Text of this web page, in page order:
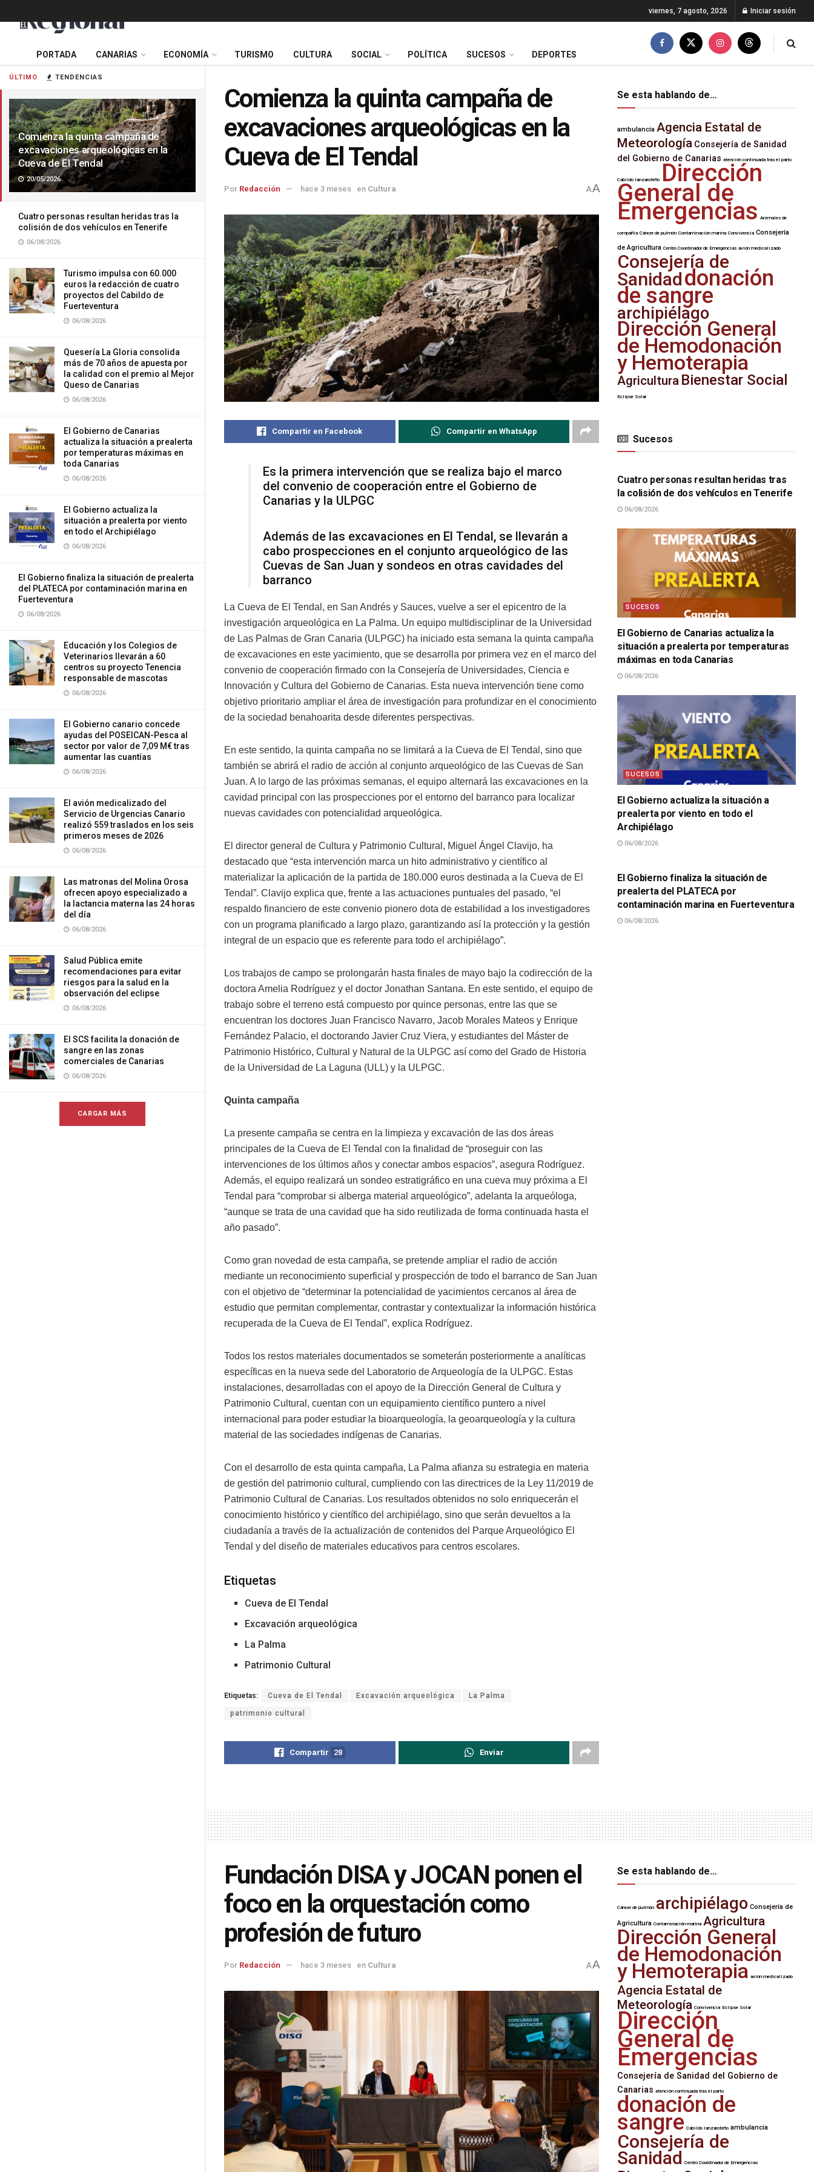
ÚLTIMO TENDENCIAS
Comienza la quinta campaña de
excavaciones arqueológicas en la
Cueva de El Tendal
20/05/2026
Cuatro personas resultan heridas tras la
colisión de dos vehículos en Tenerife
06/08/2026
Turismo impulsa con 60.000
euros la redacción de cuatro
proyectos del Cabildo de
Fuerteventura
06/08/2026
Quesería La Gloria consolida
más de 70 años de apuesta por
la calidad con el premio al Mejor
Queso de Canarias
06/08/2026
El Gobierno de Canarias
actualiza la situación a prealerta
por temperaturas máximas en
toda Canarias
06/08/2026
El Gobierno actualiza la
situación a prealerta por viento
en todo el Archipiélago
06/08/2026
El Gobierno finaliza la situación de prealerta
del PLATECA por contaminación marina en
Fuerteventura
06/08/2026
Educación y los Colegios de
Veterinarios llevarán a 60
centros su proyecto Tenencia
responsable de mascotas
06/08/2026
El Gobierno canario concede
ayudas del POSEICAN-Pesca al
sector por valor de 7,09 M€ tras
aumentar las cuantías
06/08/2026
El avión medicalizado del
Servicio de Urgencias Canario
realizó 559 traslados en los seis
primeros meses de 2026
06/08/2026
Las matronas del Molina Orosa
ofrecen apoyo especializado a
la lactancia materna las 24 horas
del día
06/08/2026
Salud Pública emite
recomendaciones para evitar
riesgos para la salud en la
observación del eclipse
06/08/2026
El SCS facilita la donación de
sangre en las zonas
comerciales de Canarias
06/08/2026
CARGAR MÁS
viernes, 7 agosto, 2026 Iniciar sesión
PORTADA CANARIAS ECONOMÍA TURISMO CULTURA SOCIAL POLÍTICA SUCESOS DEPORTES
Comienza la quinta campaña de
excavaciones arqueológicas en la
Cueva de El Tendal
Por Redacción hace 3 meses en Cultura AA
Compartir en Facebook Compartir en WhatsApp
Es la primera intervención que se realiza bajo el marco
del convenio de cooperación entre el Gobierno de
Canarias y la ULPGC
Además de las excavaciones en El Tendal, se llevarán a
cabo prospecciones en el conjunto arqueológico de las
Cuevas de San Juan y sondeos en otras cavidades del
barranco
La Cueva de El Tendal, en San Andrés y Sauces, vuelve a ser el epicentro de la
investigación arqueológica en La Palma. Un equipo multidisciplinar de la Universidad
de Las Palmas de Gran Canaria (ULPGC) ha iniciado esta semana la quinta campaña
de excavaciones en este yacimiento, que se desarrolla por primera vez en el marco del
convenio de cooperación firmado con la Consejería de Universidades, Ciencia e
Innovación y Cultura del Gobierno de Canarias. Esta nueva intervención tiene como
objetivo prioritario ampliar el área de investigación para profundizar en el conocimiento
de la sociedad benahoarita desde diferentes perspectivas.
En este sentido, la quinta campaña no se limitará a la Cueva de El Tendal, sino que
también se abrirá el radio de acción al conjunto arqueológico de las Cuevas de San
Juan. A lo largo de las próximas semanas, el equipo alternará las excavaciones en la
cavidad principal con las prospecciones por el entorno del barranco para localizar
nuevas cavidades con potencialidad arqueológica.
El director general de Cultura y Patrimonio Cultural, Miguel Ángel Clavijo, ha
destacado que “esta intervención marca un hito administrativo y científico al
materializar la aplicación de la partida de 180.000 euros destinada a la Cueva de El
Tendal”. Clavijo explica que, frente a las actuaciones puntuales del pasado, “el
respaldo financiero de este convenio pionero dota de estabilidad a los investigadores
con un programa planificado a largo plazo, garantizando así la protección y la gestión
integral de un espacio que es referente para todo el archipiélago”.
Los trabajos de campo se prolongarán hasta finales de mayo bajo la codirección de la
doctora Amelia Rodríguez y el doctor Jonathan Santana. En este sentido, el equipo de
trabajo sobre el terreno está compuesto por quince personas, entre las que se
encuentran los doctores Juan Francisco Navarro, Jacob Morales Mateos y Enrique
Fernández Palacio, el doctorando Javier Cruz Viera, y estudiantes del Máster de
Patrimonio Histórico, Cultural y Natural de la ULPGC así como del Grado de Historia
de la Universidad de La Laguna (ULL) y la ULPGC.
Quinta campaña
La presente campaña se centra en la limpieza y excavación de las dos áreas
principales de la Cueva de El Tendal con la finalidad de “proseguir con las
intervenciones de los últimos años y conectar ambos espacios”, asegura Rodríguez.
Además, el equipo realizará un sondeo estratigráfico en una cueva muy próxima a El
Tendal para “comprobar si alberga material arqueológico”, adelanta la arqueóloga,
“aunque se trata de una cavidad que ha sido reutilizada de forma continuada hasta el
año pasado”.
Como gran novedad de esta campaña, se pretende ampliar el radio de acción
mediante un reconocimiento superficial y prospección de todo el barranco de San Juan
con el objetivo de “determinar la potencialidad de yacimientos cercanos al área de
estudio que permitan complementar, contrastar y contextualizar la información histórica
recuperada de la Cueva de El Tendal”, explica Rodríguez.
Todos los restos materiales documentados se someterán posteriormente a analíticas
específicas en la nueva sede del Laboratorio de Arqueología de la ULPGC. Estas
instalaciones, desarrolladas con el apoyo de la Dirección General de Cultura y
Patrimonio Cultural, cuentan con un equipamiento científico puntero a nivel
internacional para poder estudiar la bioarqueología, la geoarqueología y la cultura
material de las sociedades indígenas de Canarias.
Con el desarrollo de esta quinta campaña, La Palma afianza su estrategia en materia
de gestión del patrimonio cultural, cumpliendo con las directrices de la Ley 11/2019 de
Patrimonio Cultural de Canarias. Los resultados obtenidos no solo enriquecerán el
conocimiento histórico y científico del archipiélago, sino que serán devueltos a la
ciudadanía a través de la actualización de contenidos del Parque Arqueológico El
Tendal y del diseño de materiales educativos para centros escolares.
Etiquetas
Cueva de El Tendal
Excavación arqueológica
La Palma
Patrimonio Cultural
Etiquetas: Cueva de El Tendal Excavación arqueológica La Palma
patrimonio cultural
Compartir 28 Enviar
Se esta hablando de…
ambulancia Agencia Estatal de
Meteorología Consejería de Sanidad
del Gobierno de Canarias atención continuada tras el parto
Cabildo lanzaroteño Dirección
General de
Emergencias Animales de
compañía Cáncer de pulmón Contaminación marina Convivencia Consejería
de Agricultura Centro Coordinador de Emergencias avión medicalizado
Consejería de
Sanidaddonación
de sangre
archipiélago
Dirección General
de Hemodonación
y Hemoterapia
Agricultura Bienestar Social
Eclipse Solar
Sucesos
SUCESOS
Cuatro personas resultan heridas tras
la colisión de dos vehículos en Tenerife
06/08/2026
SUCESOS
El Gobierno de Canarias actualiza la
situación a prealerta por temperaturas
máximas en toda Canarias
06/08/2026
SUCESOS
El Gobierno actualiza la situación a
prealerta por viento en todo el
Archipiélago
06/08/2026
El Gobierno finaliza la situación de
prealerta del PLATECA por
contaminación marina en Fuerteventura
06/08/2026
Fundación DISA y JOCAN ponen el
foco en la orquestación como
profesión de futuro
Por Redacción hace 3 meses en Cultura AA
Se esta hablando de…
Cáncer de pulmón archipiélago Consejería de
Agricultura Contaminación marina Agricultura
Dirección General
de Hemodonación
y Hemoterapia avión medicalizado
Agencia Estatal de
Meteorología Convivencia Eclipse Solar
Dirección
General de
Emergencias
Consejería de Sanidad del Gobierno de
Canarias atención continuada tras el parto
donación de
sangre Cabildo lanzaroteño ambulancia
Consejería de
Sanidad Centro Coordinador de Emergencias